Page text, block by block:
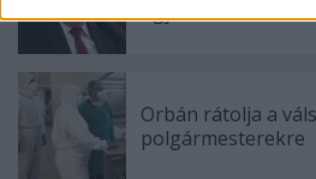
ügyi miniszter
Orbán rátolja a
polgármesterekre